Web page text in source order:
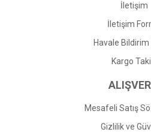
İletişim
İletişim
Havale
Kargo
Mesafeli Satış
Gizlilik ve